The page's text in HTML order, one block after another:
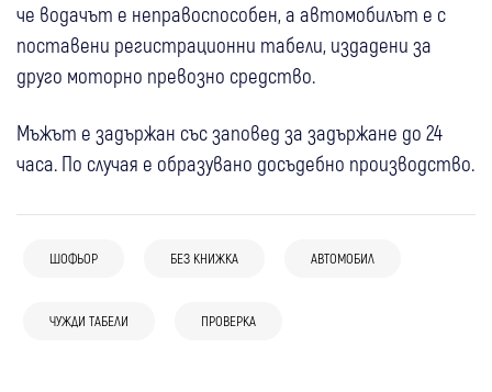
че водачът е неправоспособен, а автомобилът е с
поставени регистрационни табели, издадени за
друго моторно превозно средство.
Мъжът е задържан със заповед за задържане до 24
часа. По случая е образувано досъдебно производство.
ШОФЬОР БЕЗ КНИЖКА АВТОМОБИЛ
ЧУЖДИ ТАБЕЛИ ПРОВЕРКА
на ВЕИ край Радомир
Кола пламна на АМ “Тракия“, движението
Радомир Крими 07 авг
Крими 07 авг